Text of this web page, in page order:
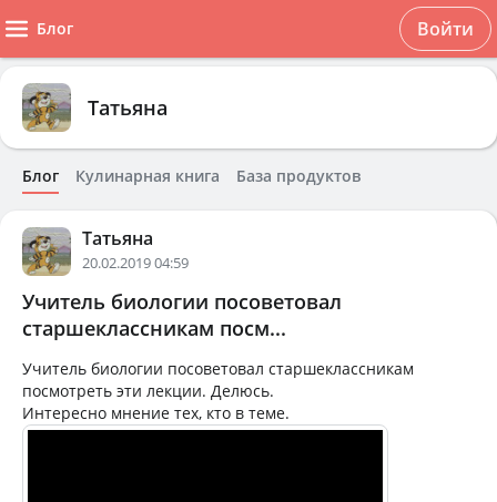
Блог Войти
Татьяна
Блог Кулинарная книга База продуктов
Татьяна
20.02.2019 04:59
Учитель биологии посоветовал
старшеклассникам посм...
Учитель биологии посоветовал старшеклассникам
посмотреть эти лекции. Делюсь.
Интересно мнение тех, кто в теме.